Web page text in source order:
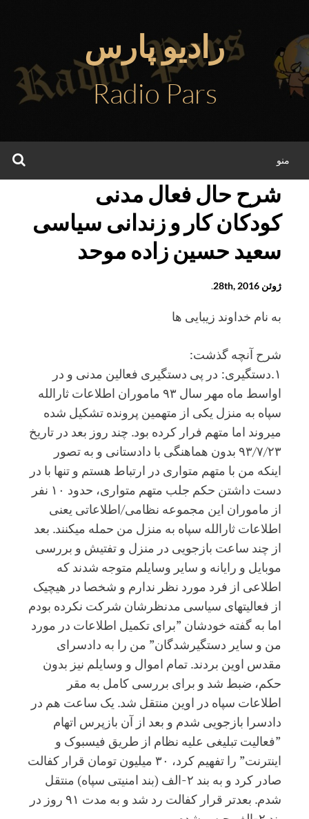
محتوا
رادیو پارس
Radio Pars
منو
شرح حال فعال مدنی
کودکان کار و زندانی سیاسی
سعید حسین زاده موحد
ژوئن 28th, 2016 .
به نام خداوند زیبایی ها
شرح آنچه گذشت:
۱.دستگیری: در پی دستگیری فعالین مدنی و در
اواسط ماه مهر سال ۹۳ ماموران اطلاعات ثارالله
سپاه به منزل یکی از متهمین پرونده تشکیل شده
میروند اما متهم فرار کرده بود. چند روز بعد در تاریخ
۹۳/۷/۲۳ بدون هماهنگی با دادستانی و به تصور
اینکه من با متهم متواری در ارتباط هستم و تنها با در
دست داشتن حکم جلب متهم متواری، حدود ۱۰ نفر
از ماموران این مجموعه نظامی/اطلاعاتی یعنی
اطلاعات ثارالله سپاه به منزل من حمله میکنند. بعد
از چند ساعت بازجویی در منزل و تفتیش و بررسی
موبایل و رایانه و سایر وسایلم متوجه شدند که
اطلاعی از فرد مورد نظر ندارم و شخصا در هیچیک
از فعالیتهای سیاسی مدنظرشان شرکت نکرده بودم
اما به گفته خودشان ”برای تکمیل اطلاعات در مورد
من و سایر دستگیرشدگان” من را به دادسرای
مقدس اوین بردند. تمام اموال و وسایلم نیز بدون
حکم، ضبط شد و برای بررسی کامل به مقر
اطلاعات سپاه در اوین منتقل شد. یک ساعت هم در
دادسرا بازجویی شدم و بعد از آن بازپرس اتهام
”فعالیت تبلیغی علیه نظام از طریق فیسبوک و
اینترنت” را تفهیم کرد، ۳۰ میلیون تومان قرار کفالت
صادر کرد و به بند ۲-الف (بند امنیتی سپاه) منتقل
شدم. بعدتر قرار کفالت رد شد و به مدت ۹۱ روز در